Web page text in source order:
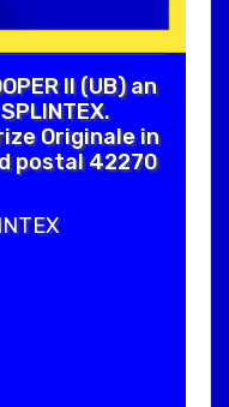
II (UB) an
Originale in
postal 42270